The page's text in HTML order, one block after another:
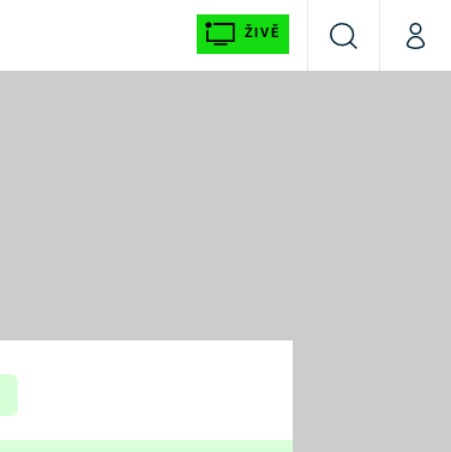
ŽIVĚ
VyhledáváníMůj
Prima LAJK